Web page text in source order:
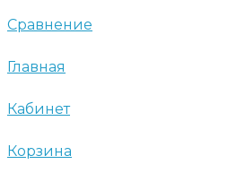
Сравнение
Главная
Кабинет
Корзина